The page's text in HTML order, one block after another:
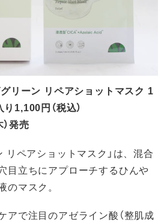
リーン リペアショットマスク 1
1,100円（税込）
発売
リペアショットマスク」は、混合
目立ちにアプローチするひんや
のマスク。
アで注目のアゼライン酸（整肌成